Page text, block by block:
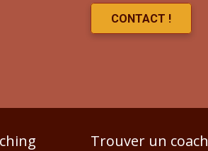
CONTACT !
Trouver un coach